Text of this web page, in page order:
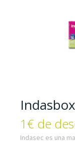
1€ de
Indasec es una